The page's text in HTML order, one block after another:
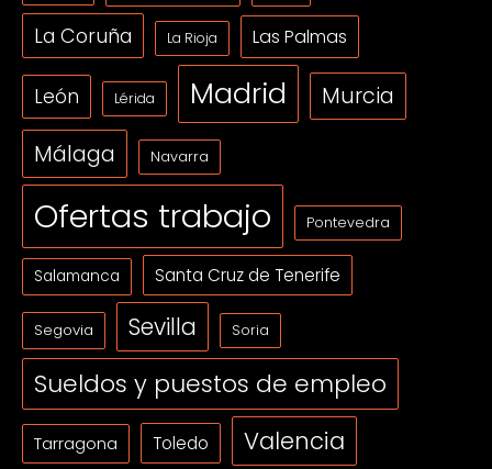
La Coruña La Rioja Las Palmas
León Lérida Madrid Murcia
Málaga Navarra
Ofertas trabajo Pontevedra
Salamanca Santa Cruz de Tenerife
Segovia Sevilla Soria
Sueldos y puestos de empleo
Tarragona Toledo Valencia